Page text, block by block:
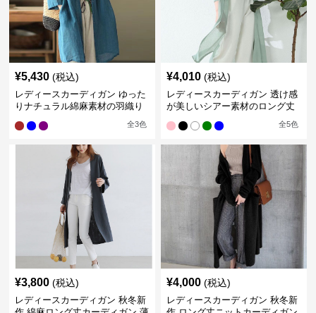
¥5,430 (税込)
レディースカーディガン ゆった
りナチュラル綿麻素材の羽織り
全3色
¥4,010 (税込)
レディースカーディガン 透け感
が美しいシアー素材のロング丈
全5色
¥3,800 (税込)
レディースカーディガン 秋冬新
¥4,000 (税込)
レディースカーディガン 秋冬新